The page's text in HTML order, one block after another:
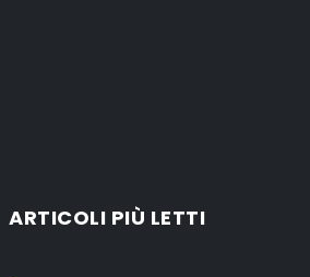
ARTICOLI PIÙ LETTI